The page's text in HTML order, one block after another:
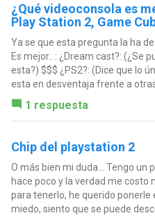
¿Qué videoconsola es
Play Station 2, Game
Ya se que esta pregunta la ha
Es mejor.. : ¿Dream cast?: (¿Se
esta?) $$$ ¿PS2?: (Dice que lo
esta en desventaja frente a otras
1 respuesta
Chip del playstation 2
O más bien mi duda... Tengo un
hace poco y la verdad me costo
para tenerlo, he querido ponerle
miedo, siento que se puede